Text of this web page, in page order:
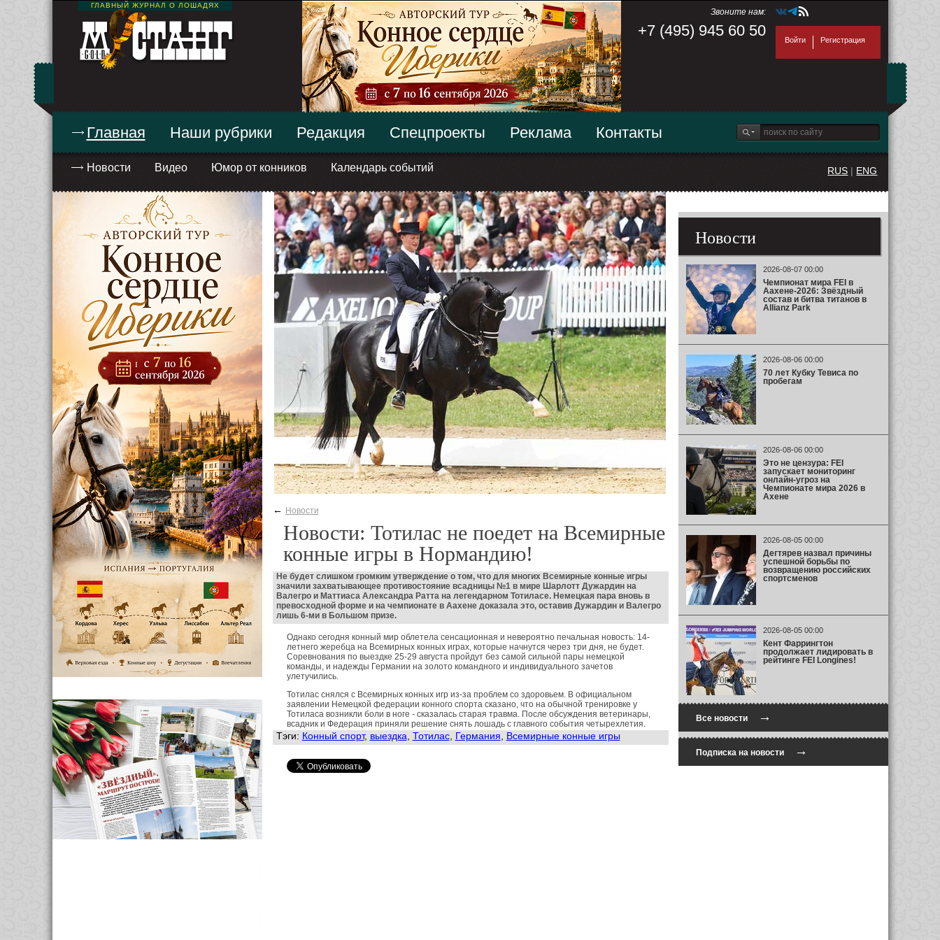
ГЛАВНЫЙ ЖУРНАЛ О ЛОШАДЯХ
Звоните нам:
+7 (495) 945 60 50
Войти Регистрация
Главная
Новости Видео Юмор от конников Календарь событий
Наши рубрики Редакция Спецпроекты Реклама Контакты
RUS | ENG
← Новости
Новости: Тотилас не поедет на Всемирные
конные игры в Нормандию!
Не будет слишком громким утверждение о том, что для многих Всемирные конные игры
значили захватывающее противостояние всадницы №1 в мире Шарлотт Дужардин на
Валегро и Маттиаса Александра Ратта на легендарном Тотиласе. Немецкая пара вновь в
превосходной форме и на чемпионате в Аахене доказала это, оставив Дужардин и Валегро
лишь 6-ми в Большом призе.
Однако сегодня конный мир облетела сенсационная и невероятно печальная новость: 14-
летнего жеребца на Всемирных конных играх, которые начнутся через три дня, не будет.
Соревнования по выездке 25-29 августа пройдут без самой сильной пары немецкой
команды, и надежды Германии на золото командного и индивидуального зачетов
улетучились.
Тотилас снялся с Всемирных конных игр из-за проблем со здоровьем. В официальном
заявлении Немецкой федерации конного спорта сказано, что на обычной тренировке у
Тотиласа возникли боли в ноге - сказалась старая травма. После обсуждения ветеринары,
всадник и Федерация приняли решение снять лошадь с главного события четырехлетия.
Тэги: Конный спорт, выездка Тотилас, Германия Всемирные конные игры
Новости
2026-08-07 00:00
Чемпионат мира FEI в
Аахене-2026: Звёздный
состав и битва титанов в
Allianz Park
2026-08-06 00:00
70 лет Кубку Тевиса по
пробегам
2026-08-06 00:00
Это не цензура: FEI
запускает мониторинг
онлайн-угроз на
Чемпионате мира 2026 в
Ахене
2026-08-05 00:00
Дегтярев назвал причины
успешной борьбы по
возвращению российских
спортсменов
2026-08-05 00:00
Кент Фаррингтон
продолжает лидировать в
рейтинге FEI Longines!
Все новости→
Подписка на новости→